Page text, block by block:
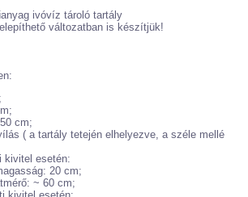
ivóvíz tároló tartály
változatban is készítjük!
cm;
( a tartály tetején elhelyezve, a széle mellé
kivitel esetén:
20 cm;
~ 60 cm;